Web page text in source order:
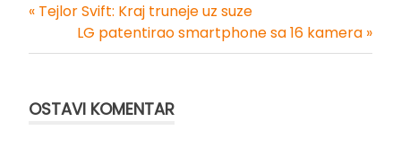
Kretanje
« Tejlor Svift: Kraj truneje uz suze
LG patentirao smartphone sa 16 kamera »
OSTAVI KOMENTAR